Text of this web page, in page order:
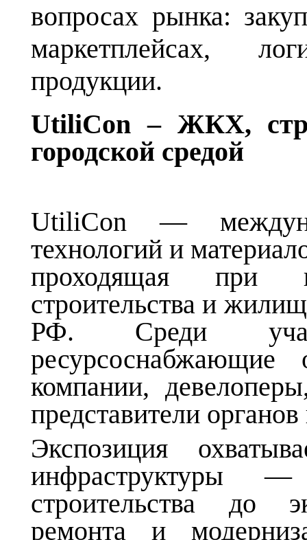
вопросах рынка:
маркетплейсах,
продукции.
UtiliCon – ЖКХ,
городской средой
UtiliCon —
технологий и
проходящая при
строительства и
РФ. Среди
ресурсоснабжающие
компании,
представители органов
Экспозиция
инфраструктуры
строительства до
ремонта и